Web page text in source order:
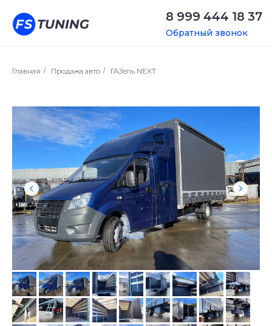
8 999 444 18 37
Обратный звонок
Главная / Продажа авто / ГАЗель NEXT